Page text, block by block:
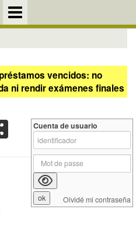
vencidos: no
ni rendir exámenes finales
Cuenta de usuario
Olvidé mi contraseña